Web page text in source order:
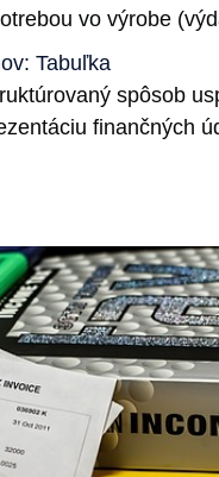
vo výrobe
Tabuľka
spôsob
finančných